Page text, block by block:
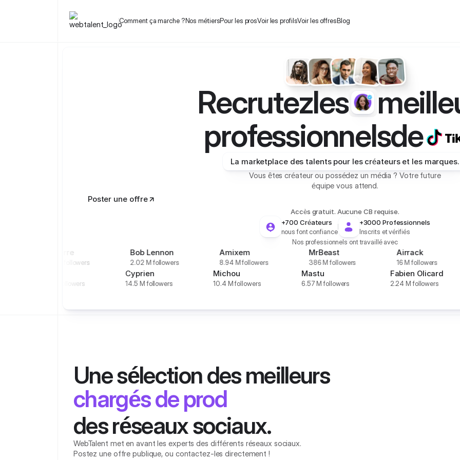
Comment ça marche ?Nos métiersPour les prosVoir les profilsVoir les offresBlog
Recrutezles
professionnelsde
La marketplace des talents pour les créateurs et les marques.
Vous êtes créateur ou possédez un média ? Votre future
équipe vous attend.
Poster une offre
Accès gratuit. Aucune CB requise.
+700 Créateurs
nous font confiance
+3000 Professionnels
Inscrits et vérifiés
Nos professionnels ont travaillé avec
Bob Lennon
2.02 M followers 8.94 M followers 386 M followers 16 M followers 9,21
6.6 M followers 14.5 M followers 10.4 M followers 6.57 M followers
Fabien
2.24 M
Une sélection des meilleurs
chargés de prod
agents commerciaux
stratégistes
copywriters
des réseaux sociaux.
WebTalent met en avant les experts des différents réseaux sociaux.
Postez une offre publique, ou contactez-les directement !